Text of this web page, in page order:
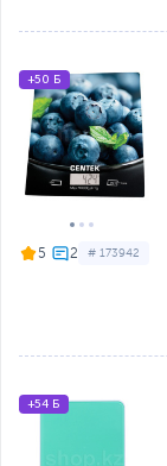
5 # 173942
+50 Б
+54 Б